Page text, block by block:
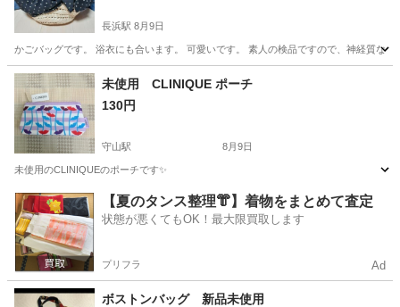
長浜駅 8月9日
かごバッグです。 浴衣にも合います。 可愛いです。 素人の検品ですので、神経質な
滋賀 長浜市 長浜駅 素人
未使用 CLINIQUE ポーチ
130円
守山駅 8月9日
未使用のCLINIQUEのポーチです✨
滋賀 守山市 守山駅 バッグ
【夏のタンス整理👘】着物をまとめて査定
状態が悪くてもOK！最大限買取します
プリフラ Ad
ボストンバッグ 新品未使用